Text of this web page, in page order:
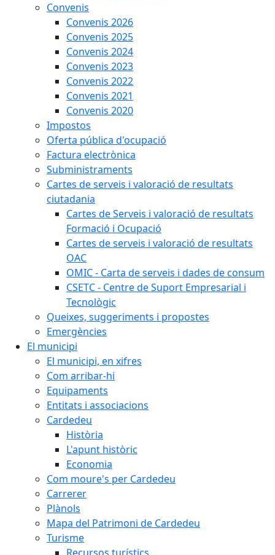
Convenis
Convenis 2026
Convenis 2025
Convenis 2024
Convenis 2023
Convenis 2022
Convenis 2021
Convenis 2020
Impostos
Oferta pública d'ocupació
Factura electrònica
Subministraments
Cartes de serveis i valoració de resultats
ciutadania
Cartes de Serveis i valoració de resultats
Formació i Ocupació
Cartes de serveis i valoració de resultats
OAC
OMIC - Carta de serveis i dades de consum
CSETC - Centre de Suport Empresarial i
Tecnològic
Queixes, suggeriments i propostes
Emergències
El municipi
El municipi, en xifres
Com arribar-hi
Equipaments
Entitats i associacions
Cardedeu
Història
L'apunt històric
Economia
Com moure's per Cardedeu
Carrerer
Plànols
Mapa del Patrimoni de Cardedeu
Turisme